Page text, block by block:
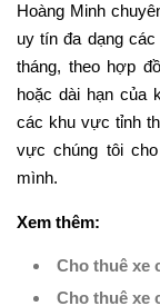
Hoàng Minh
uy tín đa dạng
tháng, theo hợp
hoặc dài hạn của
các khu vực tỉnh
vực chúng tôi
mình.
Xem thêm:
Cho thuê xe
Cho thuê xe